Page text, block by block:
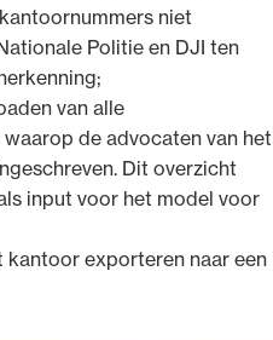
niet
Politie en DJI ten
van alle
de advocaten van het
Dit overzicht
input voor het model voor
kantoor exporteren naar een